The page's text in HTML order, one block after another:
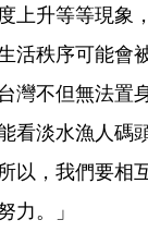
上升等等現象
活秩序可能會
灣不但無法置
看淡水漁人碼
以，我們要相
力。」